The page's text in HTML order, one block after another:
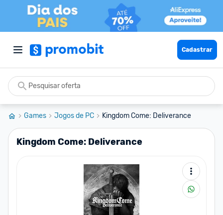
Cadastrar
Games Jogos de PC Kingdom Come: Deliverance
Kingdom Come: Deliverance